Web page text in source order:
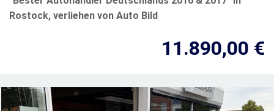
Rostock, verliehen von Auto Bild
11.890,00 €